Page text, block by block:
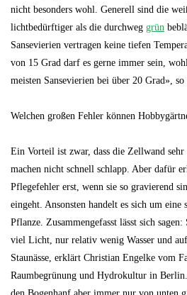
nicht besonders wohl. Generell sind die
lichtbedürftiger als die durchweg grün
Sansevierien vertragen keine tiefen
von 15 Grad darf es gerne immer sein,
meisten Sansevierien bei über 20 Grad»,
Welchen großen Fehler können
Ein Vorteil ist zwar, dass die Zellwand
machen nicht schnell schlapp. Aber dafür
Pflegefehler erst, wenn sie so gravierend
eingeht. Ansonsten handelt es sich um eine
Pflanze. Zusammengefasst lässt sich
viel Licht, nur relativ wenig Wasser und
Staunässe, erklärt Christian Engelke vom
Raumbegrünung und Hydrokultur in